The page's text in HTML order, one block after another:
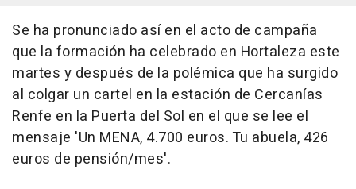
Se ha pronunciado así en el acto de campaña
que la formación ha celebrado en Hortaleza este
martes y después de la polémica que ha surgido
al colgar un cartel en la estación de Cercanías
Renfe en la Puerta del Sol en el que se lee el
mensaje 'Un MENA, 4.700 euros. Tu abuela, 426
euros de pensión/mes'.